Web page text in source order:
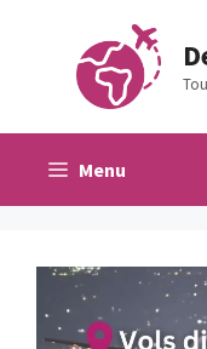
contenu
Menu